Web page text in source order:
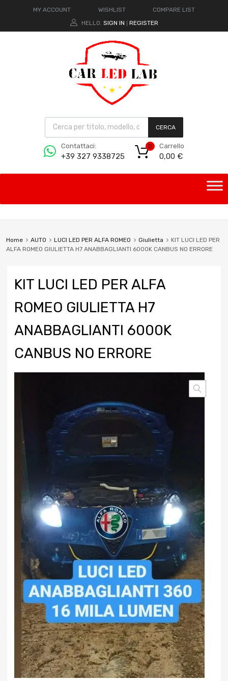
MY ACCOUNT WISHLIST
COMPARE LIST
HELLO. SIGN IN REGISTER
CERCA
Contattaci:
+39 327 9338725
Carrello
0,00 €
0
Home AUTO LUCI LED PER ALFA ROMEO Giulietta
KIT LUCI LED PER
ALFA ROMEO GIULIETTA H7 ANABBAGLIANTI 6000K CANBUS NO ERRORE
KIT LUCI LED PER ALFA
ROMEO GIULIETTA H7
ANABBAGLIANTI 6000K
CANBUS NO ERRORE